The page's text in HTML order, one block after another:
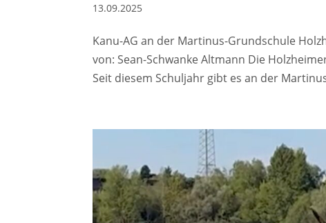
13.09.2025
Kanu-AG an der Martinus-Grundschule
von: Sean-Schwanke Altmann Die
Seit diesem Schuljahr gibt es an der